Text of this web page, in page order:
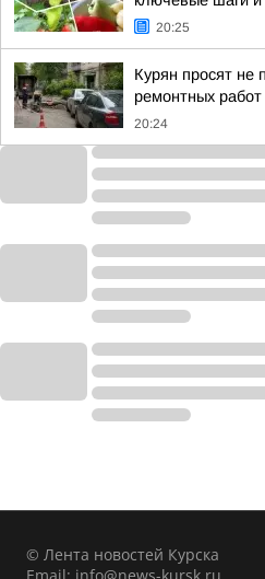
20:25
Курян просят не
ремонтных работ
20:24
© Лента новостей Курска